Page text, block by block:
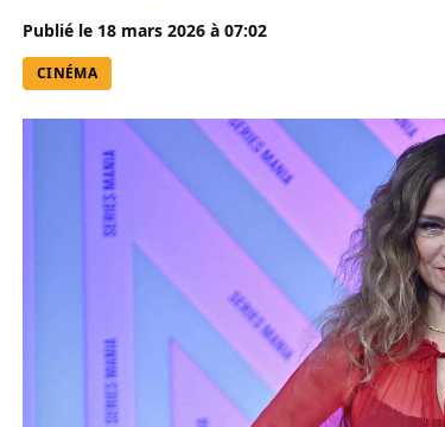
Publié le 18 mars 2026 à 07:02
CINÉMA